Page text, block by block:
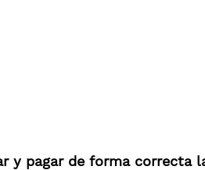
y pagar de forma